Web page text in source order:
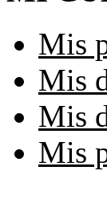
Mis
Mis
Mis
Mis